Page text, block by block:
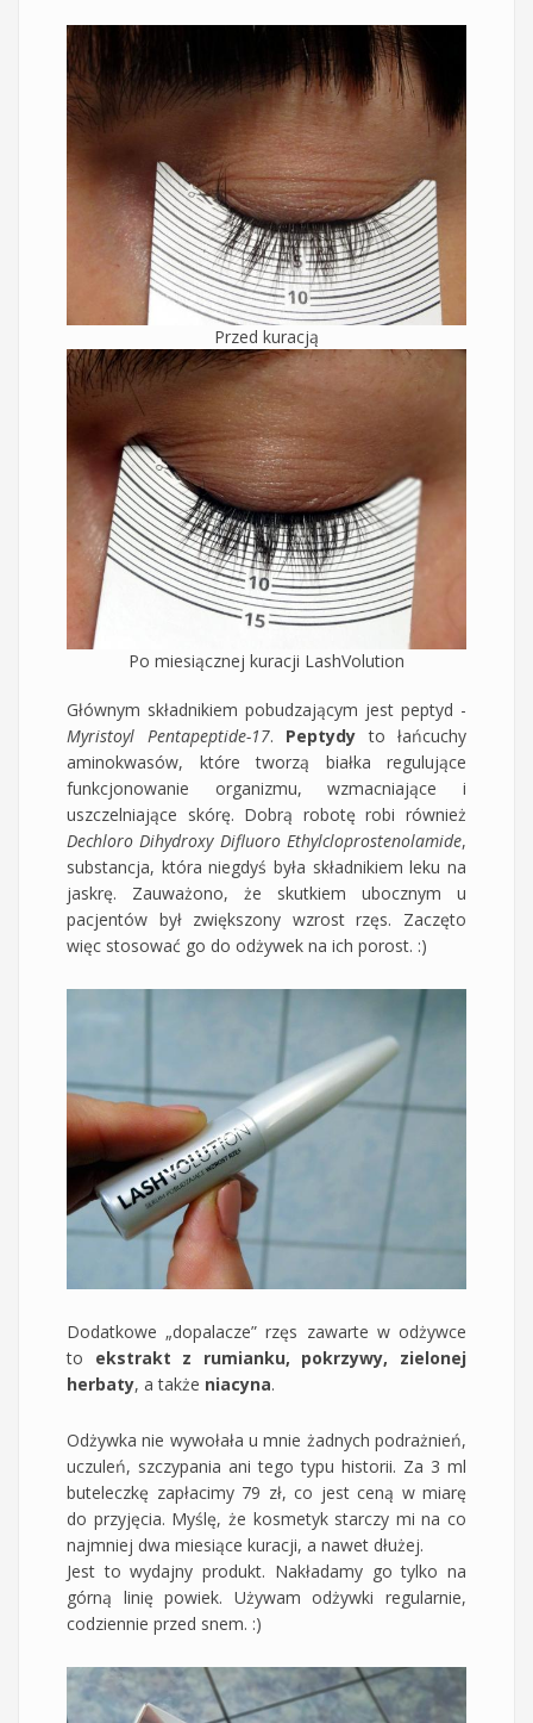
Przed kuracją
Po miesiącznej kuracji LashVolution
Głównym składnikiem pobudzającym jest peptyd -
Myristoyl Pentapeptide-17. Peptydy to łańcuchy
aminokwasów, które tworzą białka regulujące
funkcjonowanie organizmu, wzmacniające i
uszczelniające skórę. Dobrą robotę robi również
Dechloro Dihydroxy Difluoro Ethylcloprostenolamide,
substancja, która niegdyś była składnikiem leku na
jaskrę. Zauważono, że skutkiem ubocznym u
pacjentów był zwiększony wzrost rzęs. Zaczęto
więc stosować go do odżywek na ich porost. :)
Dodatkowe „dopalacze” rzęs zawarte w odżywce
to ekstrakt z rumianku, pokrzywy, zielonej
herbaty, a także niacyna.
Odżywka nie wywołała u mnie żadnych podrażnień,
uczuleń, szczypania ani tego typu historii. Za 3 ml
buteleczkę zapłacimy 79 zł, co jest ceną w miarę
do przyjęcia. Myślę, że kosmetyk starczy mi na co
najmniej dwa miesiące kuracji, a nawet dłużej.
Jest to wydajny produkt. Nakładamy go tylko na
górną linię powiek. Używam odżywki regularnie,
codziennie przed snem. :)